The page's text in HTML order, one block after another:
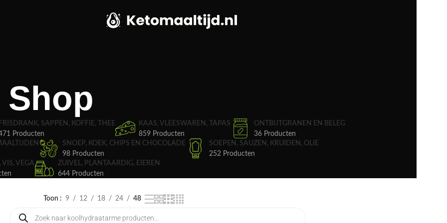
Shop
FRISDRANK, SAPPEN, KOFFIE, THEE
Producten
KAAS, VLEESWAREN, TAPAS
859 Producten
ONTBIJTGRANEN EN BELEG
36 Producten
SNOEP, KOEK, CHIPS EN CHOCOLADE
98 Producten
SOEPEN, SAUZEN, KRUIDEN, OLIE
252 Producten
VIS, VEGA
ZUIVEL, PLANTAARDIG, EIEREN
644 Producten
Toon 9 12 18 24 48